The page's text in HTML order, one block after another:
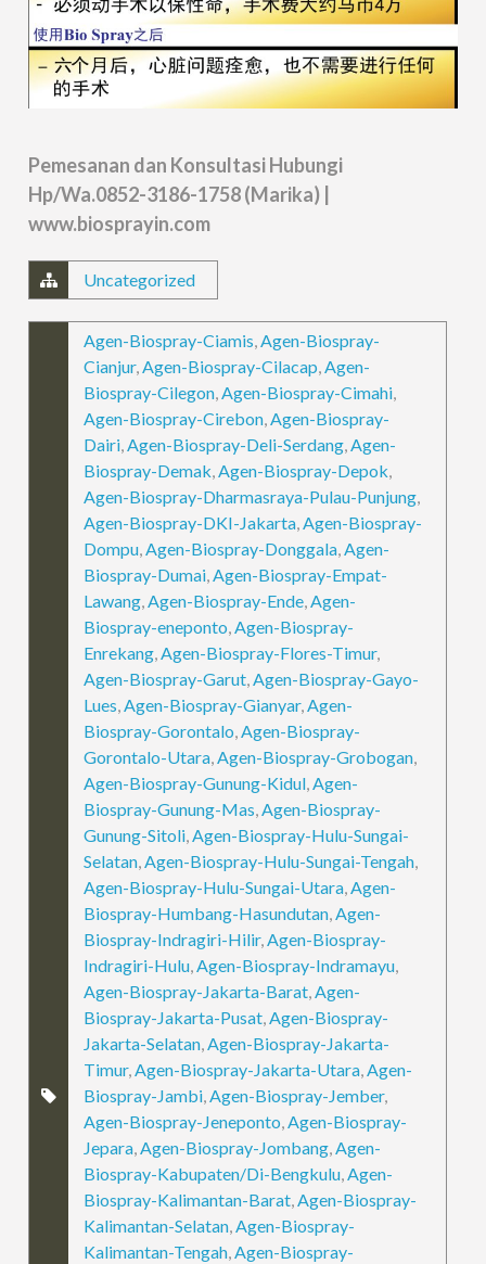
Pemesanan dan Konsultasi Hubungi
Hp/Wa.0852-3186-1758 (Marika) |
www.biosprayin.com
Uncategorized
Agen-Biospray-Ciamis,Agen-Biospray-
Cianjur,Agen-Biospray-Cilacap,Agen-
Biospray-Cilegon,Agen-Biospray-Cimahi,
Agen-Biospray-Cirebon,Agen-Biospray-
Dairi,Agen-Biospray-Deli-Serdang,Agen-
Biospray-Demak,Agen-Biospray-Depok,
Agen-Biospray-Dharmasraya-Pulau-Punjung,
Agen-Biospray-DKI-Jakarta,Agen-Biospray-
Dompu,Agen-Biospray-Donggala,Agen-
Biospray-Dumai,Agen-Biospray-Empat-
Lawang,Agen-Biospray-Ende,Agen-
Biospray-eneponto,Agen-Biospray-
Enrekang,Agen-Biospray-Flores-Timur,
Agen-Biospray-Garut,Agen-Biospray-Gayo-
Lues,Agen-Biospray-Gianyar,Agen-
Biospray-Gorontalo,Agen-Biospray-
Gorontalo-Utara,Agen-Biospray-Grobogan,
Agen-Biospray-Gunung-Kidul,Agen-
Biospray-Gunung-Mas,Agen-Biospray-
Gunung-Sitoli,Agen-Biospray-Hulu-Sungai-
Selatan,Agen-Biospray-Hulu-Sungai-Tengah,
Agen-Biospray-Hulu-Sungai-Utara,Agen-
Biospray-Humbang-Hasundutan,Agen-
Biospray-Indragiri-Hilir,Agen-Biospray-
Indragiri-Hulu,Agen-Biospray-Indramayu,
Agen-Biospray-Jakarta-Barat,Agen-
Biospray-Jakarta-Pusat,Agen-Biospray-
Jakarta-Selatan,Agen-Biospray-Jakarta-
Timur,Agen-Biospray-Jakarta-Utara,Agen-
Biospray-Jambi,Agen-Biospray-Jember,
Agen-Biospray-Jeneponto,Agen-Biospray-
Jepara,Agen-Biospray-Jombang,Agen-
Biospray-Kabupaten/Di-Bengkulu,Agen-
Biospray-Kalimantan-Barat,Agen-Biospray-
Kalimantan-Selatan,Agen-Biospray-
Kalimantan-Tengah,Agen-Biospray-